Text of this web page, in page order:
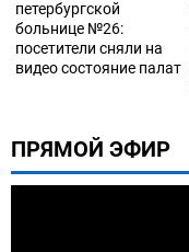
петербургской
больнице №26:
посетители сняли на
видео состояние палат
ПРЯМОЙ ЭФИР